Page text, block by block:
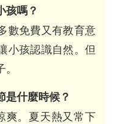
孩嗎？
數免費又有教育意
小孩認識自然。但
是什麼時候？
爽。夏天熱又常下